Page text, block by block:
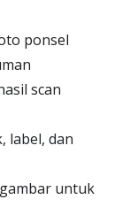
ponsel
scan
label, dan
untuk